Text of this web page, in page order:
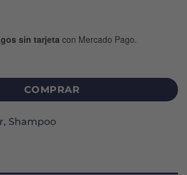
sin tarjeta con Mercado Pago.
COMPRAR
, Shampoo